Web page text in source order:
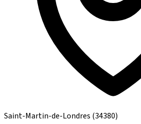
Saint-Martin-de-Londres (34380)